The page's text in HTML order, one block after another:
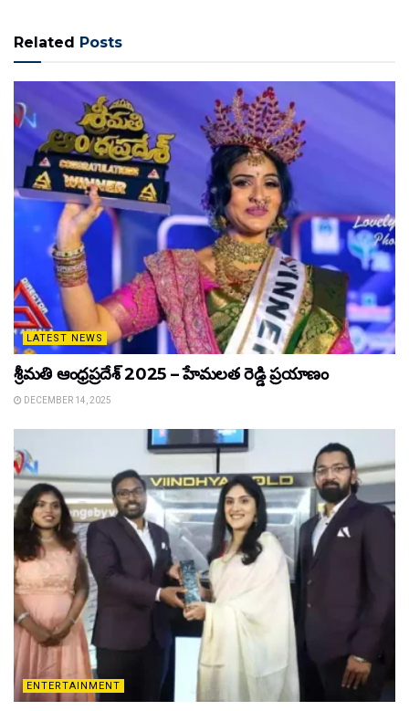
Related Posts
LATEST NEWS
శ్రీమతి ఆంధ్రప్రదేశ్ 2025 – హేమలత రెడ్డి ప్రయాణం
DECEMBER 14, 2025
ENTERTAINMENT